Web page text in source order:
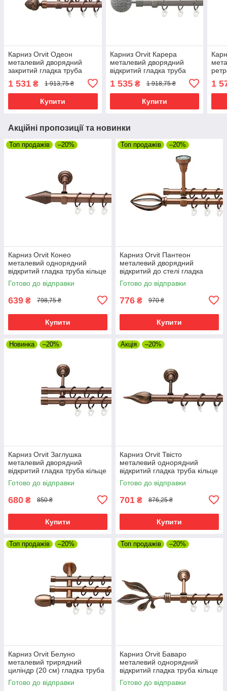
Карниз Orvit Одеон
металевий дворядний
закритий гладка труба
кільце фасонне металеве
Мідь 19\16 мм 240 см
(6938839)
1 531 ₴ 1 913,75 ₴
Купити
Карниз Orvit Карера
металевий дворядний
відкритий гладка труба
25\16 мм 160 см (00-
00023298)
1 535₴ 1 918,75 ₴
Купити
1
Акційні пропозиції та новинки
Топ продажів –20%
Карниз Orvit Конео
металевий однорядний
відкритий гладка труба кільце
металеве Мідь 25 мм 160 см
(00-00012455)
Готово до відправки
639 ₴ 798,75 ₴
Купити
Топ продажів –20%
Карниз Orvit Пантеон
металевий дворядний
відкритий до стелі гладка
труба кільце металеве Мідь
16\16 мм 160 см (00-
Готово до відправки
776 ₴ 970 ₴
Купити
Новинка –20%
Карниз Orvit Заглушка
металевий дворядний
відкритий гладка труба кільце
металеве Мідь 19\19 мм 160
см (00-00012068)
Готово до відправки
680 ₴ 850 ₴
Купити
Акція –20%
Карниз Orvit Твісто
металевий однорядний
відкритий гладка труба кільце
фасонне металеве Мідь 19
мм 160 см (00-00011898)
Готово до відправки
701 ₴ 876,25 ₴
Купити
Топ продажів –20%
Карниз Orvit Белуно
металевий трирядний
циліндр (20 см) гладка труба
кільце металеве Мідь
16\16\16 мм 160 см (00-
Готово до відправки
Топ продажів –20%
Карниз Orvit Баваро
металевий однорядний
відкритий гладка труба кільце
металеве Мідь 16 мм 160 см
(00-00019253)
Готово до відправки